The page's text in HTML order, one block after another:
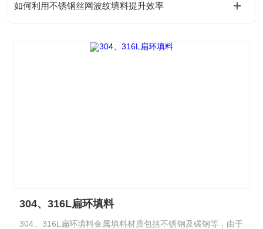
如何利用不锈钢丝网波纹填料提升效率
304、316L扁环填料
304、316L扁环填料金属填料材质包括不锈钢及碳钢等，由于